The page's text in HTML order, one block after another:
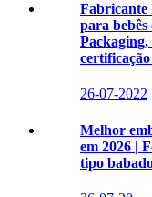
Fabricante
para
Packaging,
26-07-2022
Melhor
em 2026 |
tipo